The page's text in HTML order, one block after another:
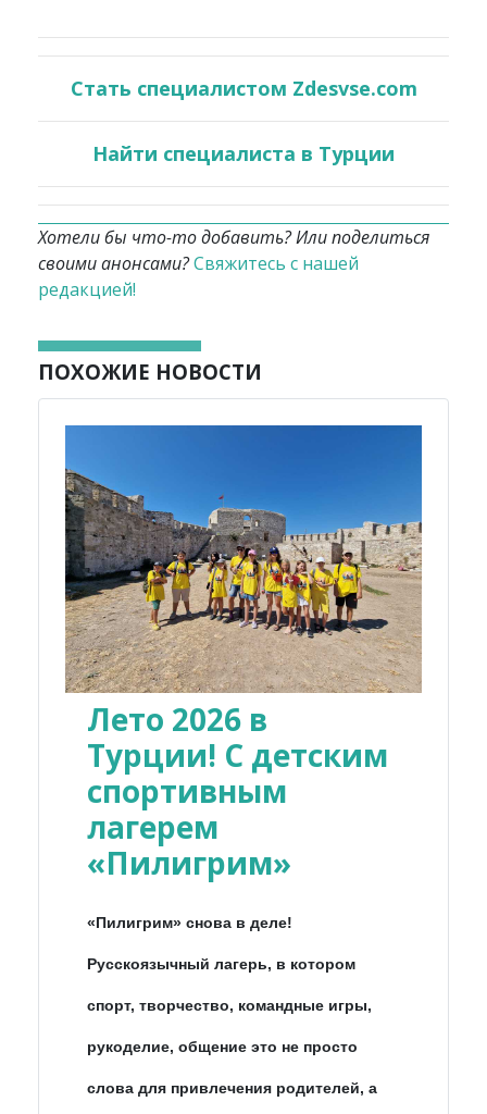
Стать специалистом Zdesvse.com
Найти специалиста в Турции
Хотели бы что-то добавить? Или поделиться
своими анонсами?Свяжитесь с нашей
редакцией!
ПОХОЖИЕ НОВОСТИ
Лето 2026 в
Турции! С детским
спортивным
лагерем
«Пилигрим»
«Пилигрим» снова в деле!
Русскоязычный лагерь, в котором
спорт, творчество, командные игры,
рукоделие, общение это не просто
слова для привлечения родителей, а